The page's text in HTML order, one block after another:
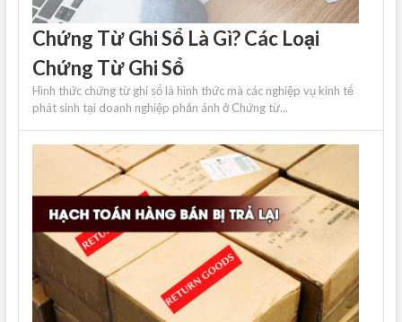
Chứng Từ Ghi Sổ Là Gì? Các Loại
Chứng Từ Ghi Sổ
Hình thức chứng từ ghi sổ là hình thức mà các nghiệp vụ kinh tế
phát sinh tại doanh nghiệp phản ánh ở Chứng từ...